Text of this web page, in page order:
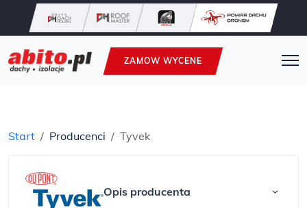
ZAMOW WYCENE
Start Producenci Tyvek
Opis producenta ›